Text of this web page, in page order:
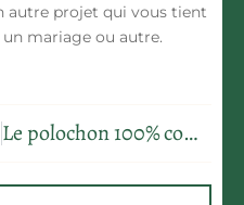
autre projet qui vous tient
mariage ou autre.
Le polochon 100% coton : un indispensable